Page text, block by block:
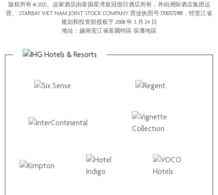
版权所有 © 2021。这家酒店由富国星湾皇冠假日酒店所有，并由洲际酒店集团运
营。 STARBAY VIET NAM JOINT STOCK COMPANY 营业执照号 1700572981，经坚江省
规划和投资部授权于 2008 年 3 月 24 日
地址：越南安江省富國特區 長灘地區